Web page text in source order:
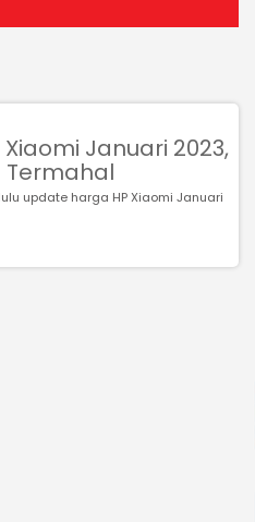
Januari 2023,
update harga HP Xiaomi Januari